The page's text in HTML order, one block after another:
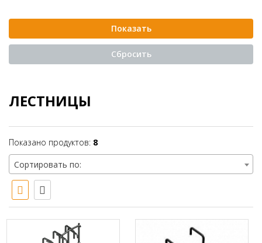
ЛЕСТНИЦЫ
Показано продуктов: 8
Сортировать по: